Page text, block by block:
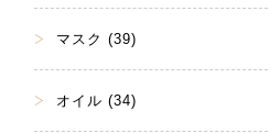
マスク (39)
オイル (34)